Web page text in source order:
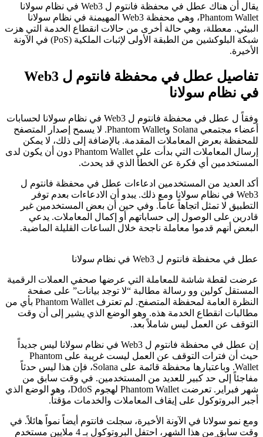
يقال أن هناك عطل في محفظة فانتوم ل Web3 في نظام سولانا
Phantom Wallet، وهي محفظة Web3 المهيمنة في نظام سولانا
البيئي. معطلة، وهي حالة أخرى من حالات انقطاع الخدمة التي هزت
شبكة البلوكشين من الطبقة الأولى لإثبات الملكية (PoS) في الآونة
الأخيرة.
تفاصيل عطل في محفظة فانتوم ل Web3
في نظام سولانا
وفقاً ل عطل في محفظة فانتوم ل Web3 في نظام سولانا لحسابات
أعضاء مجتمعي Solana وPhantom Wallet. لا يسمح إصدار المتصفح
للمحفظة بعرض المعاملات المقدمة. بالإضافة إلى ذلك، لا يمكن
إرسال المعاملات التي بدأت على Phantom Wallet دون أن يكون لدى
المستخدمين أي فكرة عن الخطأ الذي قد يحدث.
أكد العديد من المستخدمين ادعاءات عطل في محفظة فانتوم ل
Web3 في نظام سولانا ومع ذلك. يبدو أن الادعاءات بعدم توفر
التطبيق لا تمثل اتجاهاً عاماً. وفي حين أن بعض المستخدمين غير
قادرين على الوصول إلى حساباتهم أو إكمال المعاملات. يدعي
البعض أنهم قدموا معاملة ناجحة خلال الساعات القليلة الماضية.
عطل في محفظة فانتوم ل Web3 في نظام سولانا
عرضت لقطة شاشة للمعاملة التي عرضها صحفي العملات الرقمية
المستقل كولين وو رسالة مطالبة “لا توجد بيانات” على صفحة
النظرة العامة لمحفظة المتصفح. لم تعترف Phantom Wallet بأي من
مطالبات انقطاع الخدمة هذه. وهو الوضع الذي يشير إلى أن وقت
التوقف عن العمل ليس شاملاً بعد.
إن عطل في محفظة فانتوم ل Web3 في نظام سولانا ليس جديداً
حيث أن فترات التوقف عن العمل ليست غريبة على Phantom
Wallet. وباعتبارها محفظة قائمة على Solana، فإن هذا ليس حدثاً
مفاجئاً إلى حد كبير للعديد من المستخدمين. في وقت سابق من
شهر فبراير. تعرضت Phantom Wallet لهجوم DdoS، وهو الوضع الذي
أجبر البروتوكول على إيقاف المعاملات والخدمات مؤقتاً.
ومع نمو سولانا في الآونة الأخيرة، سجلت فانتوم أيضاً نمواً هائلاً. في
وقت سابق من هذا الشهر، احتفل البروتوكول بـ 4 ملايين مستخدم